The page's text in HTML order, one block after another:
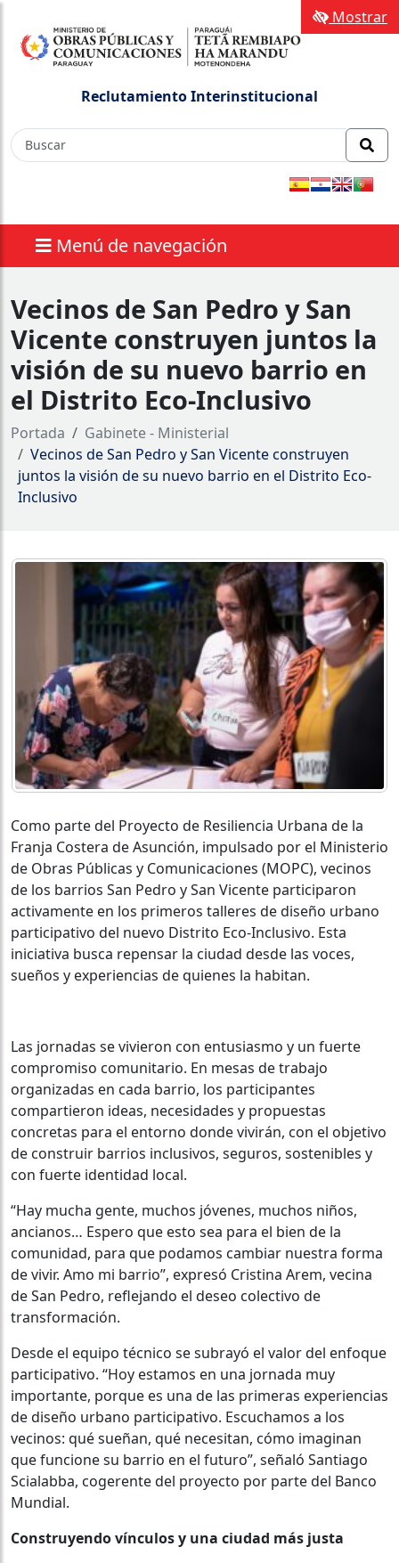
Reclutamiento Interinstitucional
Menú de navegación
Mostrar
Vecinos de San Pedro y San
Vicente construyen juntos la
visión de su nuevo barrio en
el Distrito Eco-Inclusivo
Portada
Gabinete - Ministerial
Vecinos de San Pedro y San Vicente construyen
juntos la visión de su nuevo barrio en el Distrito Eco-
Inclusivo
Como parte del Proyecto de Resiliencia Urbana de la
Franja Costera de Asunción, impulsado por el Ministerio
de Obras Públicas y Comunicaciones (MOPC), vecinos
de los barrios San Pedro y San Vicente participaron
activamente en los primeros talleres de diseño urbano
participativo del nuevo Distrito Eco-Inclusivo. Esta
iniciativa busca repensar la ciudad desde las voces,
sueños y experiencias de quienes la habitan.
Las jornadas se vivieron con entusiasmo y un fuerte
compromiso comunitario. En mesas de trabajo
organizadas en cada barrio, los participantes
compartieron ideas, necesidades y propuestas
concretas para el entorno donde vivirán, con el objetivo
de construir barrios inclusivos, seguros, sostenibles y
con fuerte identidad local.
“Hay mucha gente, muchos jóvenes, muchos niños,
ancianos… Espero que esto sea para el bien de la
comunidad, para que podamos cambiar nuestra forma
de vivir. Amo mi barrio”, expresó Cristina Arem, vecina
de San Pedro, reflejando el deseo colectivo de
transformación.
Desde el equipo técnico se subrayó el valor del enfoque
participativo. “Hoy estamos en una jornada muy
importante, porque es una de las primeras experiencias
de diseño urbano participativo. Escuchamos a los
vecinos: qué sueñan, qué necesitan, cómo imaginan
que funcione su barrio en el futuro”, señaló Santiago
Scialabba, cogerente del proyecto por parte del Banco
Mundial.
Construyendo vínculos y una ciudad más justa